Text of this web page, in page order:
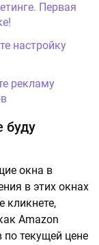
Первая
настройку
рекламу
буду
окна в
в этих окнах
кликнете,
Amazon
по текущей цене